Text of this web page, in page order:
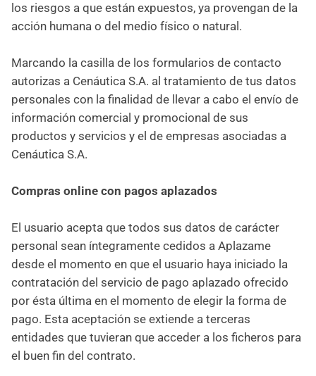
los riesgos a que están expuestos, ya provengan de la
acción humana o del medio físico o natural.
Marcando la casilla de los formularios de contacto
autorizas a Cenáutica S.A. al tratamiento de tus datos
personales con la finalidad de llevar a cabo el envío de
información comercial y promocional de sus
productos y servicios y el de empresas asociadas a
Cenáutica S.A.
Compras online con pagos aplazados
El usuario acepta que todos sus datos de carácter
personal sean íntegramente cedidos a Aplazame
desde el momento en que el usuario haya iniciado la
contratación del servicio de pago aplazado ofrecido
por ésta última en el momento de elegir la forma de
pago. Esta aceptación se extiende a terceras
entidades que tuvieran que acceder a los ficheros para
el buen fin del contrato.